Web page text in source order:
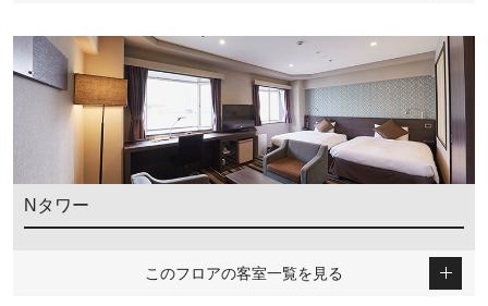
Nタワー
このフロアの客室一覧を見る